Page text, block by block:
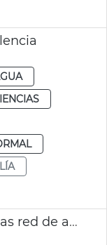
Estaciones multiparamétricas red de agua